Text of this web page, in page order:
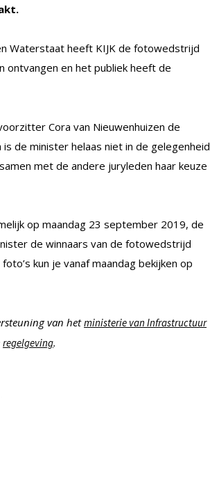
Waterstaat heeft KIJK de fotowedstrijd
ontvangen en het publiek heeft de
Cora van Nieuwenhuizen de
de minister helaas niet in de gelegenheid
met de andere juryleden haar keuze
op maandag 23 september 2019, de
de winnaars van de fotowedstrijd
kun je vanaf maandag bekijken op
van hetministerie van Infrastructuur
regelgeving.